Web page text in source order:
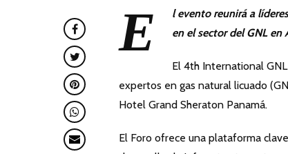
E
l evento reunirá a
en el sector del GNL en
El 4th International
expertos en gas natural licuado
Hotel Grand Sheraton Panamá.
El Foro ofrece una plataforma